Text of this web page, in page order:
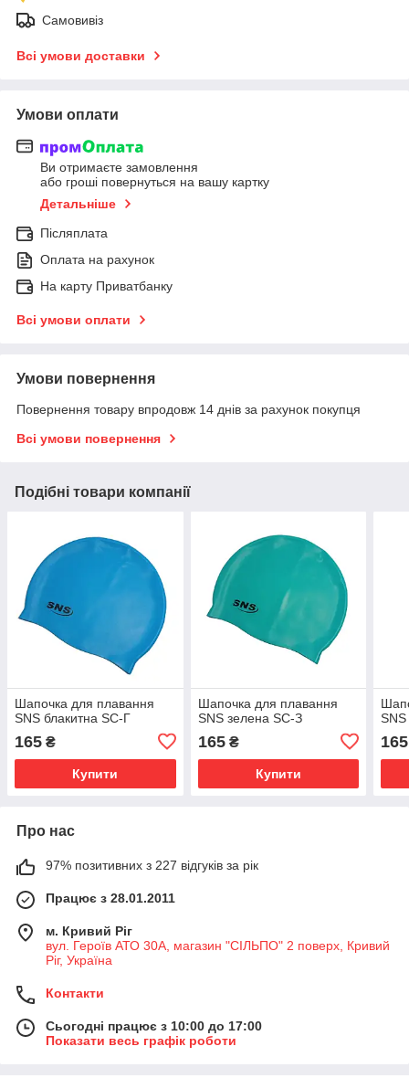
Самовивіз
Всі умови доставки
Умови оплати
Ви отримаєте замовлення
або гроші повернуться на вашу картку
Детальніше
Післяплата
Оплата на рахунок
На карту Приватбанку
Всі умови оплати
Умови повернення
Повернення товару впродовж 14 днів за рахунок покупця
Всі умови повернення
Подібні товари компанії
Шапочка для плавання
SNS блакитна SC-Г
165 ₴
Купити
Шапочка для плавання
SNS зелена SC-З
165₴
Купити
SNS
165
Про нас
97% позитивних з 227 відгуків за рік
Працює з 28.01.2011
м. Кривий Ріг
вул. Героїв АТО 30А, магазин "СІЛЬПО" 2 поверх, Кривий
Ріг, Україна
Контакти
Сьогодні працює з 10:00 до 17:00
Показати весь графік роботи